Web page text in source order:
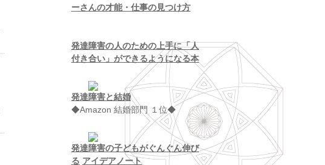
ーさんの才能・仕事の見つけ方
発達障害の人のための上手に「人
付き合い」ができるようになる本
発達障害と結婚
◆Amazon 結婚部門 １位◆
発達障害の子どもがぐんぐん伸び
る アイデアノート